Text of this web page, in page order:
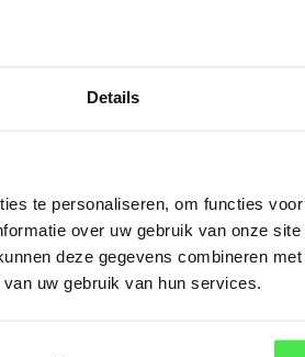
Details
te personaliseren, om functies
over uw gebruik van onze
deze gegevens combineren
uw gebruik van hun services.